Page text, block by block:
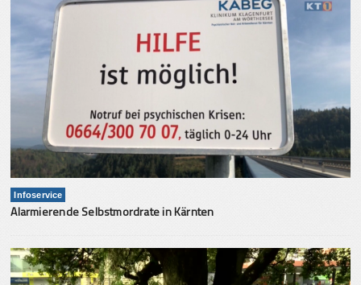
Infoservice
Alarmierende Selbstmordrate in Kärnten